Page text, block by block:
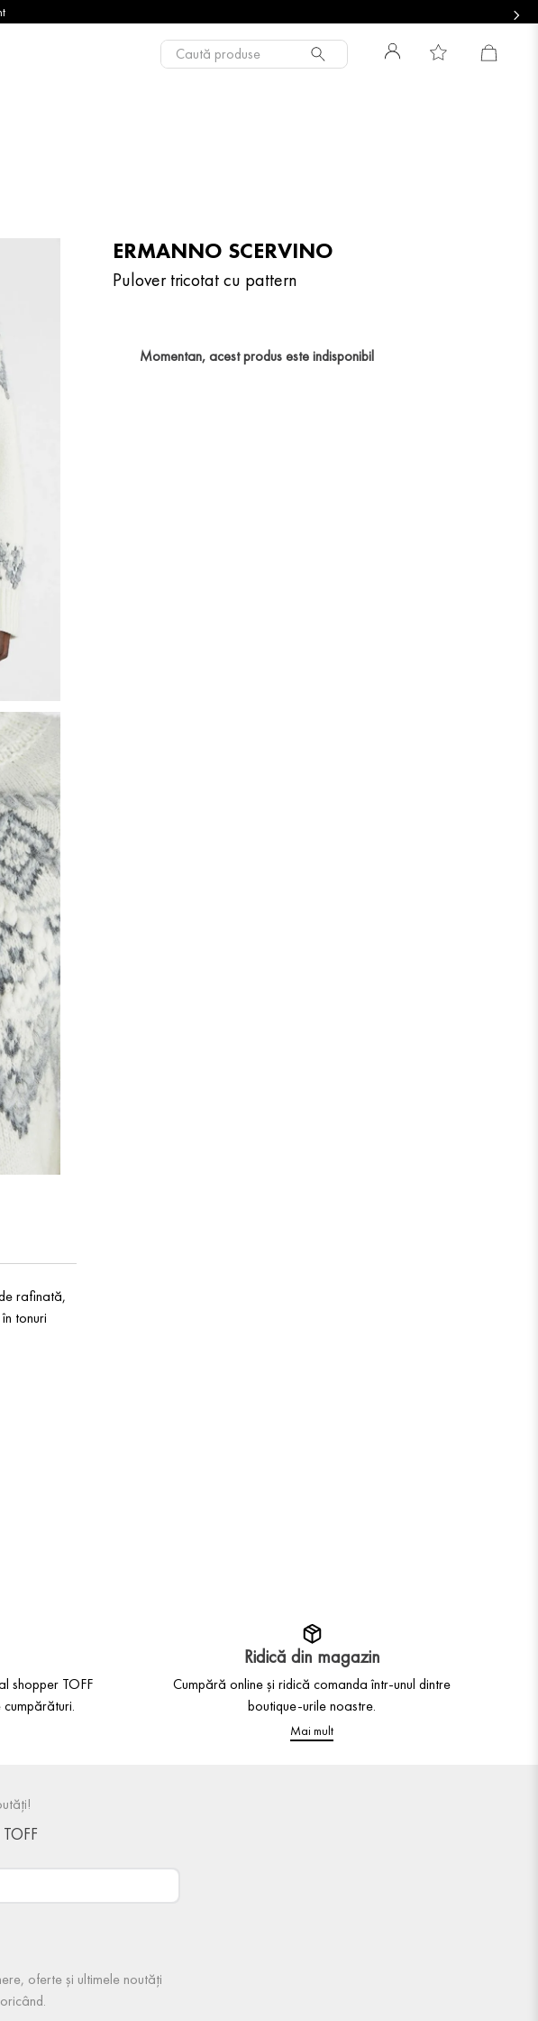
Caută produse
ERMANNO SCERVINO
Pulover tricotat cu pattern
Momentan, acest produs este indisponibil
rafinată,
tonuri
shopper TOFF
Ridică din magazin
Cumpără online și ridică comanda într-unul dintre
boutique-urile noastre.
Mai mult
oferte și ultimele noutăți